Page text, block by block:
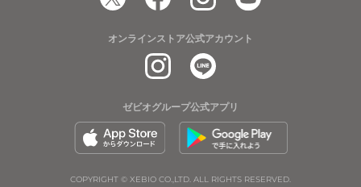
オンラインストア公式アカウント
ゼビオグループ公式アプリ
COPYRIGHT © XEBIO CO.,LTD. ALL RIGHTS RESERVED.